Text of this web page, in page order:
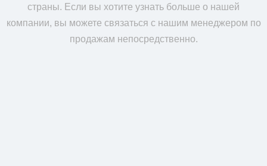
страны. Если вы хотите узнать больше о нашей
компании, вы можете связаться с нашим менеджером по
продажам непосредственно.